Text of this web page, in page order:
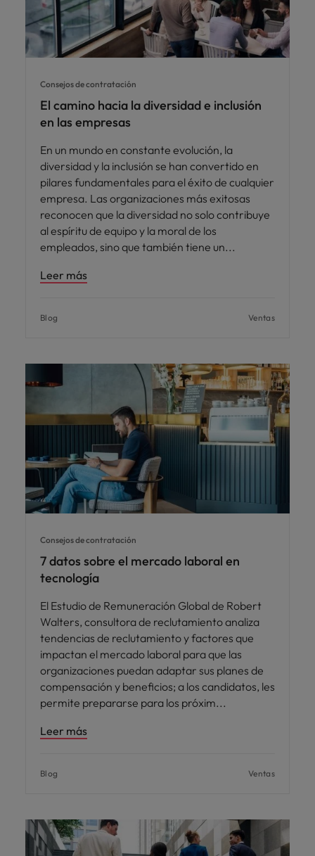
Consejos de contratación
El camino hacia la diversidad e inclusión
en las empresas
En un mundo en constante evolución, la
diversidad y la inclusión se han convertido en
pilares fundamentales para el éxito de cualquier
empresa. Las organizaciones más exitosas
reconocen que la diversidad no solo contribuye
al espíritu de equipo y la moral de los
empleados, sino que también tiene un
Leer más
Blog Ventas
Consejos de contratación
7 datos sobre el mercado laboral en
tecnología
El Estudio de Remuneración Global de Robert
Walters, consultora de reclutamiento analiza
tendencias de reclutamiento y factores que
impactan el mercado laboral para que las
organizaciones puedan adaptar sus planes de
compensación y beneficios; a los candidatos, les
permite prepararse para los próxim
Leer más
Blog Ventas